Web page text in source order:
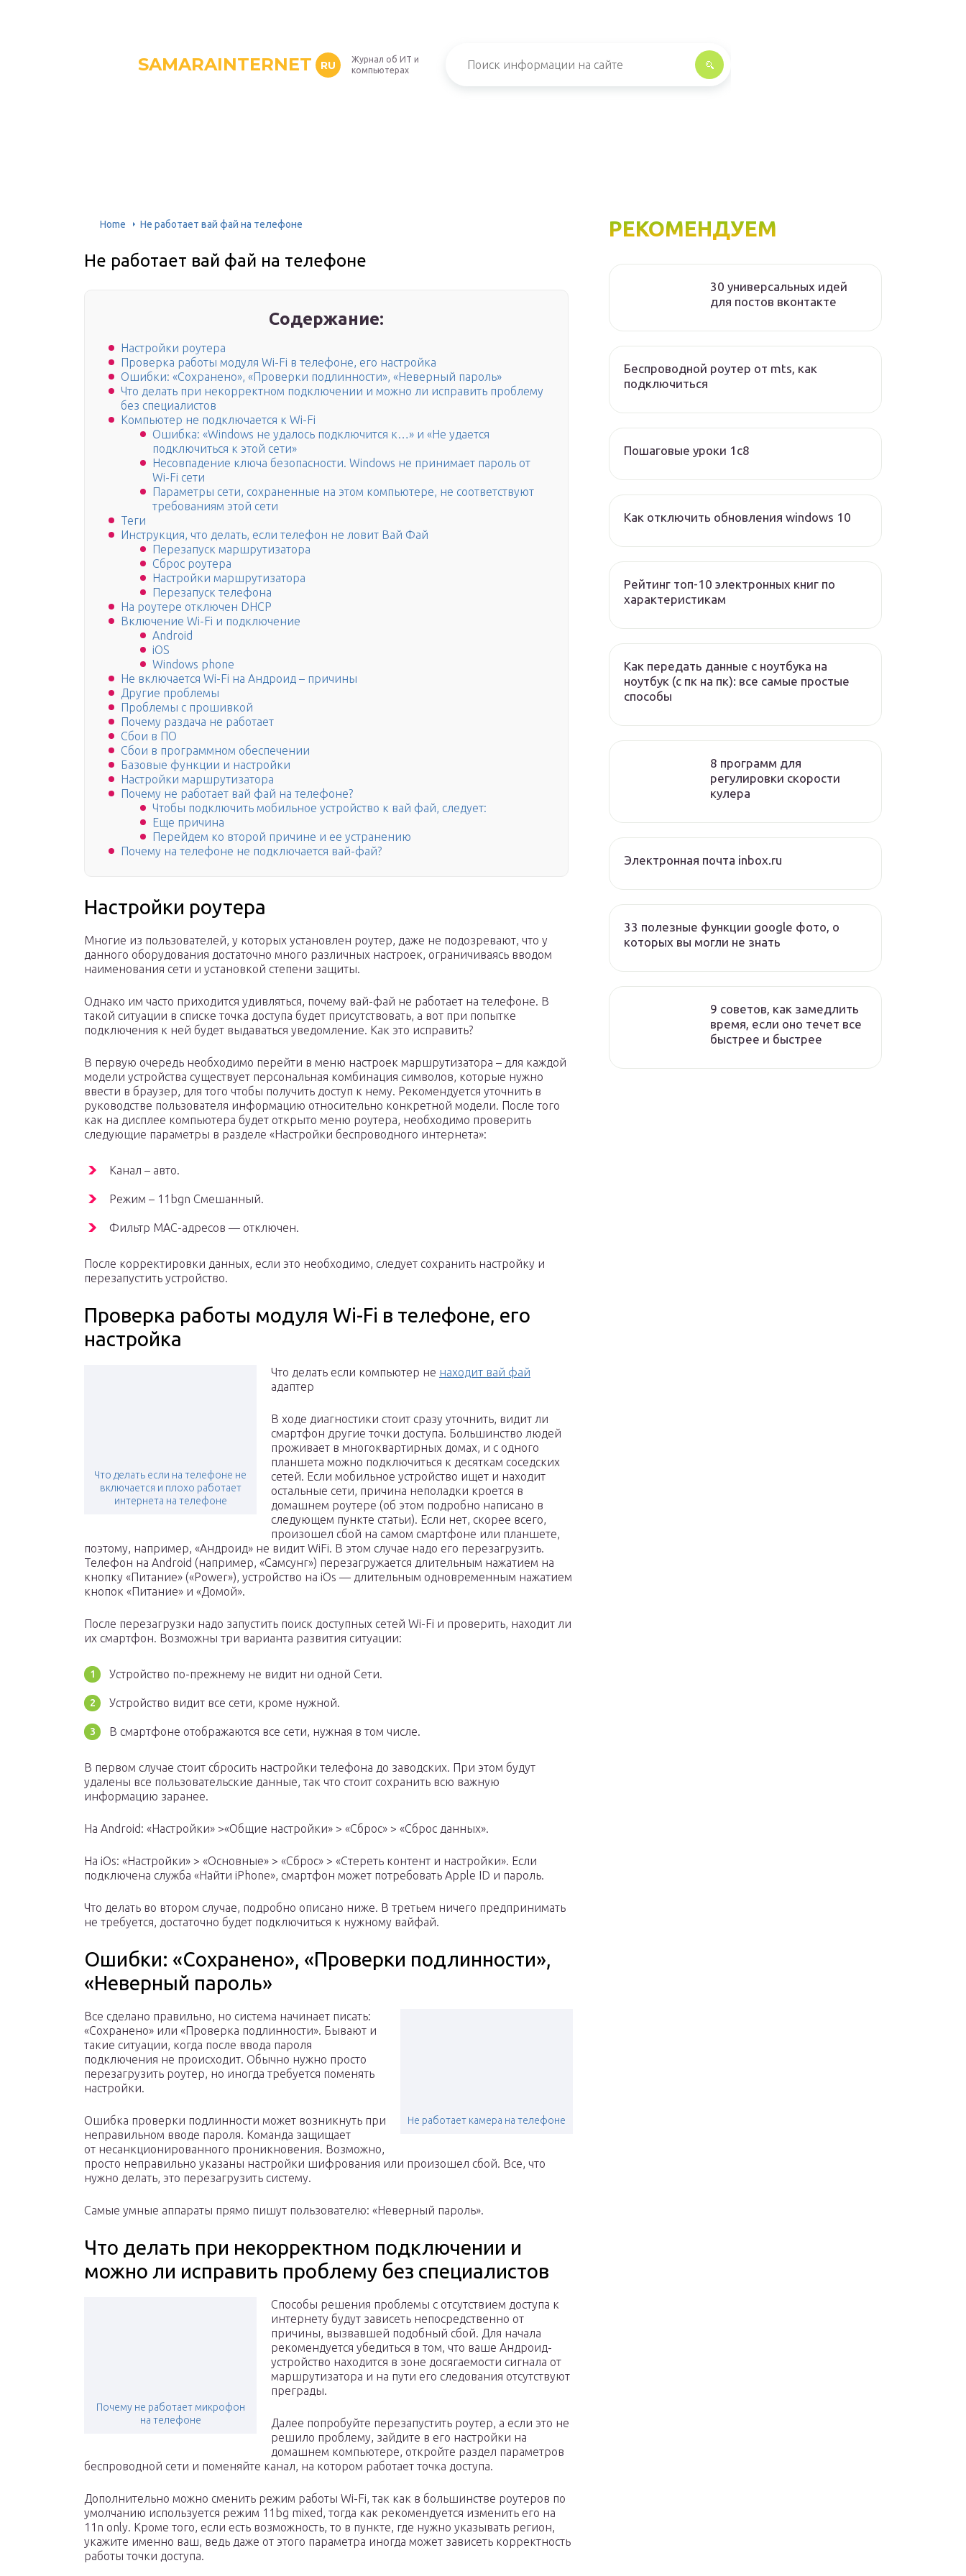
SAMARAINTERNET RU
Журнал об ИТ и
компьютерах
Home Не работает вай фай на телефоне
Не работает вай фай на телефоне
Содержание:
Настройки роутера
Проверка работы модуля Wi-Fi в телефоне, его настройка
Ошибки: «Сохранено», «Проверки подлинности», «Неверный пароль»
Что делать при некорректном подключении и можно ли исправить проблему
без специалистов
Компьютер не подключается к Wi-Fi
Ошибка: «Windows не удалось подключится к…» и «Не удается
подключиться к этой сети»
Несовпадение ключа безопасности. Windows не принимает пароль от
Wi-Fi сети
Параметры сети, сохраненные на этом компьютере, не соответствуют
требованиям этой сети
Теги
Инструкция, что делать, если телефон не ловит Вай Фай
Перезапуск маршрутизатора
Сброс роутера
Настройки маршрутизатора
Перезапуск телефона
На роутере отключен DHCP
Включение Wi-Fi и подключение
Android
iOS
Windows phone
Не включается Wi-Fi на Андроид – причины
Другие проблемы
Проблемы с прошивкой
Почему раздача не работает
Сбои в ПО
Сбои в программном обеспечении
Базовые функции и настройки
Настройки маршрутизатора
Почему не работает вай фай на телефоне?
Чтобы подключить мобильное устройство к вай фай, следует:
Еще причина
Перейдем ко второй причине и ее устранению
Почему на телефоне не подключается вай-фай?
Настройки роутера
Многие из пользователей, у которых установлен роутер, даже не подозревают, что у
данного оборудования достаточно много различных настроек, ограничиваясь вводом
наименования сети и установкой степени защиты.
Однако им часто приходится удивляться, почему вай-фай не работает на телефоне. В
такой ситуации в списке точка доступа будет присутствовать, а вот при попытке
подключения к ней будет выдаваться уведомление. Как это исправить?
В первую очередь необходимо перейти в меню настроек маршрутизатора – для каждой
модели устройства существует персональная комбинация символов, которые нужно
ввести в браузер, для того чтобы получить доступ к нему. Рекомендуется уточнить в
руководстве пользователя информацию относительно конкретной модели. После того
как на дисплее компьютера будет открыто меню роутера, необходимо проверить
следующие параметры в разделе «Настройки беспроводного интернета»:
Канал – авто.
Режим – 11bgn Смешанный.
Фильтр MAC-адресов — отключен.
После корректировки данных, если это необходимо, следует сохранить настройку и
перезапустить устройство.
Проверка работы модуля Wi-Fi в телефоне, его
настройка
Что делать если на телефоне не
включается и плохо работает
интернета на телефоне
Что делать если компьютер не находит вай фай
адаптер
В ходе диагностики стоит сразу уточнить, видит ли
смартфон другие точки доступа. Большинство людей
проживает в многоквартирных домах, и с одного
планшета можно подключиться к десяткам соседских
сетей. Если мобильное устройство ищет и находит
остальные сети, причина неполадки кроется в
домашнем роутере (об этом подробно написано в
следующем пункте статьи). Если нет, скорее всего,
произошел сбой на самом смартфоне или планшете,
поэтому, например, «Андроид» не видит WiFi. В этом случае надо его перезагрузить.
Телефон на Android (например, «Самсунг») перезагружается длительным нажатием на
кнопку «Питание» («Power»), устройство на iOs — длительным одновременным нажатием
кнопок «Питание» и «Домой».
После перезагрузки надо запустить поиск доступных сетей Wi-Fi и проверить, находит ли
их смартфон. Возможны три варианта развития ситуации:
Устройство по-прежнему не видит ни одной Сети.
Устройство видит все сети, кроме нужной.
В смартфоне отображаются все сети, нужная в том числе.
В первом случае стоит сбросить настройки телефона до заводских. При этом будут
удалены все пользовательские данные, так что стоит сохранить всю важную
информацию заранее.
На Android: «Настройки» >«Общие настройки» > «Сброс» > «Сброс данных».
На iOs: «Настройки» > «Основные» > «Сброс» > «Стереть контент и настройки». Если
подключена служба «Найти iPhone», смартфон может потребовать Apple ID и пароль.
Что делать во втором случае, подробно описано ниже. В третьем ничего предпринимать
не требуется, достаточно будет подключиться к нужному вайфай.
Ошибки: «Сохранено», «Проверки подлинности»,
«Неверный пароль»
Не работает камера на телефоне
Все сделано правильно, но система начинает писать:
«Сохранено» или «Проверка подлинности». Бывают и
такие ситуации, когда после ввода пароля
подключения не происходит. Обычно нужно просто
перезагрузить роутер, но иногда требуется поменять
настройки.
Ошибка проверки подлинности может возникнуть при
неправильном вводе пароля. Команда защищает
от несанкционированного проникновения. Возможно,
просто неправильно указаны настройки шифрования или произошел сбой. Все, что
нужно делать, это перезагрузить систему.
Самые умные аппараты прямо пишут пользователю: «Неверный пароль».
Что делать при некорректном подключении и
можно ли исправить проблему без специалистов
Почему не работает микрофон
на телефоне
Способы решения проблемы с отсутствием доступа к
интернету будут зависеть непосредственно от
причины, вызвавшей подобный сбой. Для начала
рекомендуется убедиться в том, что ваше Андроид-
устройство находится в зоне досягаемости сигнала от
маршрутизатора и на пути его следования отсутствуют
преграды.
Далее попробуйте перезапустить роутер, а если это не
решило проблему, зайдите в его настройки на
домашнем компьютере, откройте раздел параметров
беспроводной сети и поменяйте канал, на котором работает точка доступа.
Дополнительно можно сменить режим работы Wi-Fi, так как в большинстве роутеров по
умолчанию используется режим 11bg mixed, тогда как рекомендуется изменить его на
11n only. Кроме того, если есть возможность, то в пункте, где нужно указывать регион,
укажите именно ваш, ведь даже от этого параметра иногда может зависеть корректность
работы точки доступа.
РЕКОМЕНДУЕМ
30 универсальных идей
для постов вконтакте
Беспроводной роутер от mts, как
подключиться
Пошаговые уроки 1с8
Как отключить обновления windows 10
Рейтинг топ-10 электронных книг по
характеристикам
Как передать данные с ноутбука на
ноутбук (с пк на пк): все самые простые
способы
8 программ для
регулировки скорости
кулера
Электронная почта inbox.ru
33 полезные функции google фото, о
которых вы могли не знать
9 советов, как замедлить
время, если оно течет все
быстрее и быстрее